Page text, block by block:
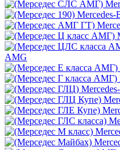
Mercedes-
AMG